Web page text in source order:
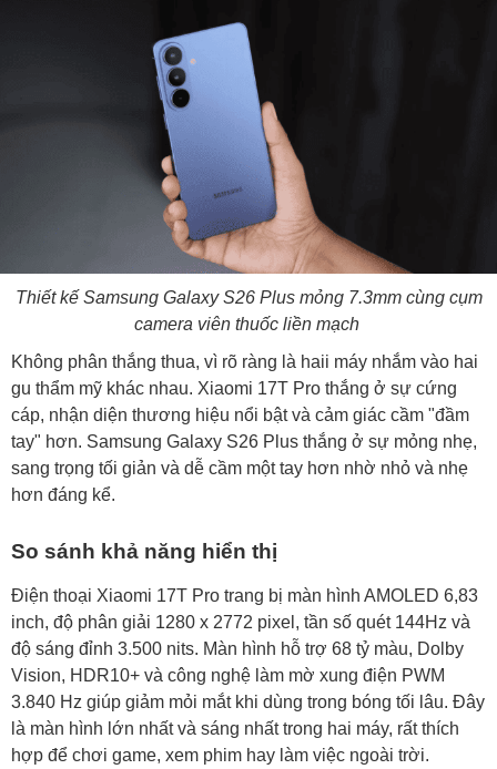
Thiết kế Samsung Galaxy S26 Plus mỏng 7.3mm cùng cụm
camera viên thuốc liền mạch
Không phân thắng thua, vì rõ ràng là haii máy nhắm vào hai
gu thẩm mỹ khác nhau. Xiaomi 17T Pro thắng ở sự cứng
cáp, nhận diện thương hiệu nổi bật và cảm giác cầm "đầm
tay" hơn. Samsung Galaxy S26 Plus thắng ở sự mỏng nhẹ,
sang trọng tối giản và dễ cầm một tay hơn nhờ nhỏ và nhẹ
hơn đáng kể.
So sánh khả năng hiển thị
Điện thoại Xiaomi 17T Pro trang bị màn hình AMOLED 6,83
inch, độ phân giải 1280 x 2772 pixel, tần số quét 144Hz và
độ sáng đỉnh 3.500 nits. Màn hình hỗ trợ 68 tỷ màu, Dolby
Vision, HDR10+ và công nghệ làm mờ xung điện PWM
3.840 Hz giúp giảm mỏi mắt khi dùng trong bóng tối lâu. Đây
là màn hình lớn nhất và sáng nhất trong hai máy, rất thích
hợp để chơi game, xem phim hay làm việc ngoài trời.